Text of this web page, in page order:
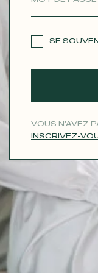
SE
VOUS N'AVEZ
INSCRIVEZ-